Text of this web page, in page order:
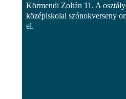
Körmendi Zoltán 11. A
középiskolai szónokverseny
el.